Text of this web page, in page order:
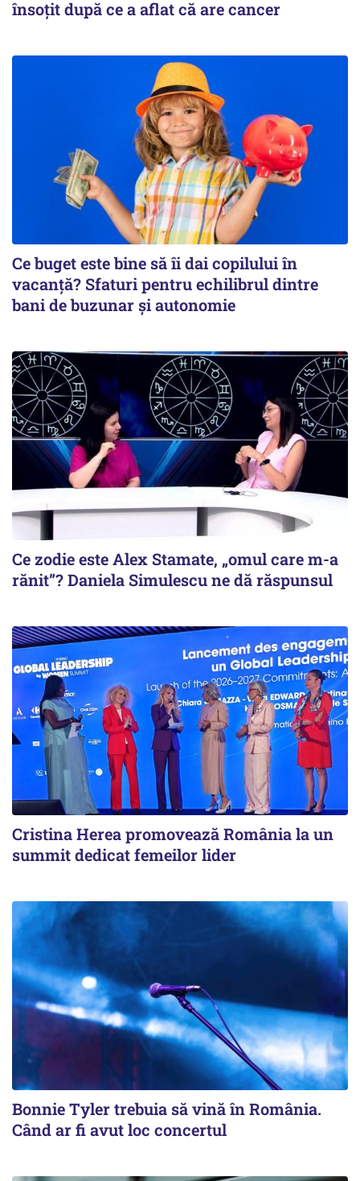
însoțit după ce a aflat că are cancer
Ce buget este bine să îi dai copilului în
vacanță? Sfaturi pentru echilibrul dintre
bani de buzunar și autonomie
Ce zodie este Alex Stamate, „omul care m-a
rănit”? Daniela Simulescu ne dă răspunsul
Cristina Herea promovează România la un
summit dedicat femeilor lider
Bonnie Tyler trebuia să vină în România.
Când ar fi avut loc concertul